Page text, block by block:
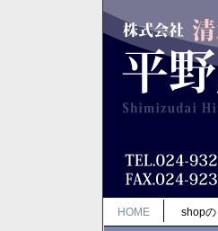
HOME shop